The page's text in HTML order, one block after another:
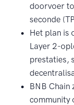
doorvoer
seconde
Het plan is
Layer 2-
prestaties,
BNB Chain
community